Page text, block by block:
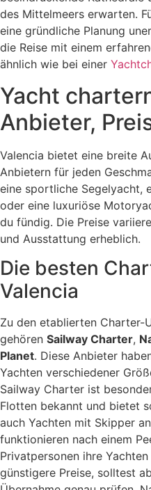
des Mittelmeers erwarten.
eine gründliche Planung
die Reise mit einem
ähnlich wie bei einer
Yacht
Anbieter,
Valencia bietet eine breite
Anbietern für jeden
eine sportliche Segelyacht,
oder eine luxuriöse
du fündig. Die Preise
und Ausstattung erheblich.
Die besten
Valencia
Zu den etablierten Charter-
gehören Sailway Charter,
Planet. Diese Anbieter
Yachten verschiedener
Sailway Charter ist
Flotten bekannt und bietet
auch Yachten mit Skipper
funktionieren nach einem
Privatpersonen ihre
günstigere Preise, solltest